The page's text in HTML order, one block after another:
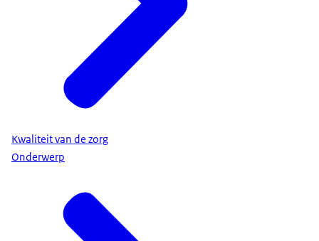
Kwaliteit van de zorg
Onderwerp